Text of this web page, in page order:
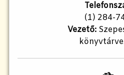
(1) 284-
Vezető: